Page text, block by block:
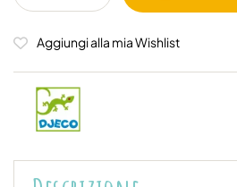
Aggiungi alla mia Wishlist